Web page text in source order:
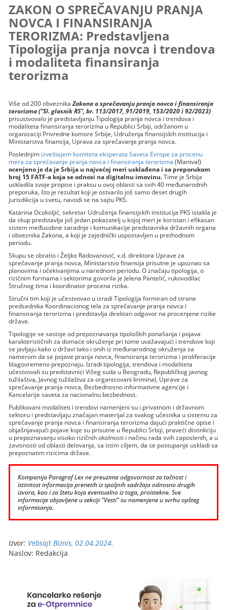
ZAKON O SPREČAVANJU PRANJA
NOVCA I FINANSIRANJA
TERORIZMA: Predstavljena
Tipologija pranja novca i trendova
i modaliteta finansiranja
terorizma
Više od 200 obveznikaZakona o sprečavanju pranja novca i finansiranja
terorizma ("Sl. glasnik RS", br. 113/2017, 91/2019, 153/2020 i 92/2023)
prisustvovalo je predstavljanju Tipologija pranja novca i trendova i
modaliteta finansiranja terorizma u Republici Srbiji, održanom u
organizaciji Privredne komore Srbije, Udruženja finansijskih institucija i
Ministarstva finansija, Uprava za sprečavanje pranja novca.
Poslednjim izveštajem komiteta eksperata Saveta Evrope za procenu
mera za sprečavanje pranja novca i finansiranja terorizma (Manival)
ocenjeno je da je Srbija u najvećoj meri usklađena i sa preporukom
broj 15 FATF-a koja se odnosi na digitalnu imovinu.Time je Srbija
uskladila svoje propise i praksu u ovoj oblasti sa svih 40 međunarodnih
preporuka, što je rezultat koji je ostvarilo još samo deset drugih
jurisdikcija u svetu, navodi se na sajtu PKS.
Katarina Ocokoljić, sekretar Udruženja finansijskih institucija PKS istakla je
da skup predstavlja još jedan pokazatelj u kojoj meri je koristan i efikasan
sistem međusobne saradnje i komunikacije predstavnika državnih organa
i obveznika Zakona, a koji je zajednički uspostavljen u prethodnom
periodu.
Skupu se obratio i Željko Radovanović, v.d. direktora Uprave za
sprečavanje pranja novca, Ministarstvo finansija prisutne je upoznao sa
planovima i očekivanjima u narednom periodu. O značaju tipologija, o
rizičnim formama i sektorima govorila je Jelena Pantelić, rukovodilac
Stručnog tima i koordinator procena rizika.
Stručni tim koji je učestvovao u izradi Tipologija formiran od strane
predsednika Koordinacionog tela za sprečavanje pranja novca i
finansiranja terorizma i predstavlja direktan odgovor na procenjene rizike
države.
Tipologije se sastoje od prepoznavanja tipoloških ponašanja i pojava
karakterističnih za domaće okruženje pri tome uvažavajući i trendove koji
se javljaju kako u državi tako i onih iz međunarodnog okruženja sa
namerom da se pojave pranja novca, finansiranja terorizma i proliferacije
blagovremeno prepoznaju. Izradi tipologija, trendova i modaliteta
učestvovali su predstavnici Višeg suda u Beogradu, Republičkog javnog
tužilaštva, Javnog tužilaštva za organizovani kriminal, Uprave za
sprečavanje pranja novca, Bezbednosno informativne agencije i
Kancelarije saveta za nacionalnu bezbednost.
Publikovani modaliteti i trendovi namenjeni su i privatnom i državnom
sektoru i predstavljaju značajan materijal za svakog učesnika u sistemu za
sprečavanje pranja novca i finansiranja terorizma dajući praktične opise i
objašnjavajući pojave koje su prisutne u Republici Srbiji, praveći distinkciju
u prepoznavanju visoko rizičnih okolnosti i načinu rada svih zaposlenih, a u
zavisnosti od oblasti delovanja, sa istim ciljem, da se postupanje uskladi sa
prepoznatim rizicima države.
Kompanija Paragraf Lex ne preuzima odgovornost za tačnost i
istinitost informacija prenetih iz spoljnih sadržaja odnosno drugih
izvora, kao i za štetu koja eventualno iz toga, proistekne. Sve
informacije objavljene u sekciji "Vesti" su namenjene u svrhu opšteg
informisanja.
Izvor: Vebsajt Biznis, 02.04.2024.
Naslov: Redakcija